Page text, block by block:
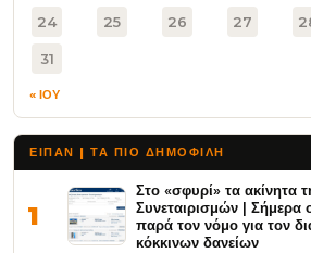
24 25 26 27
31
« ΙΟΥ
ΕΙΠΑΝ | ΤΑ ΠΙΟ ΔΗΜΟΦΙΛΉ
1
Στο «σφυρί» τα ακίνητα
Συνεταιρισμών | Σήμερα
παρά τον νόμο για τον
κόκκινων δανείων